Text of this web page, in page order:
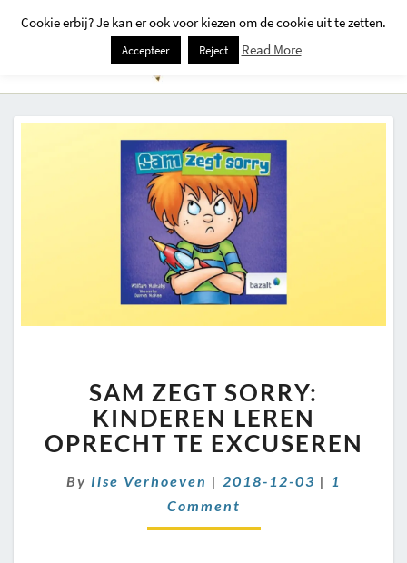
ZEGT
SORRY:
KINDEREN
LEREN
TE
EXCUSEREN
SAM ZEGT SORRY:
KINDEREN LEREN
OPRECHT TE EXCUSEREN
By Ilse Verhoeven | 2018-12-03 | 1
Comment
Cookie erbij? Je kan er ook voor kiezen om de cookie uit te zetten.
Accepteer Reject Read More